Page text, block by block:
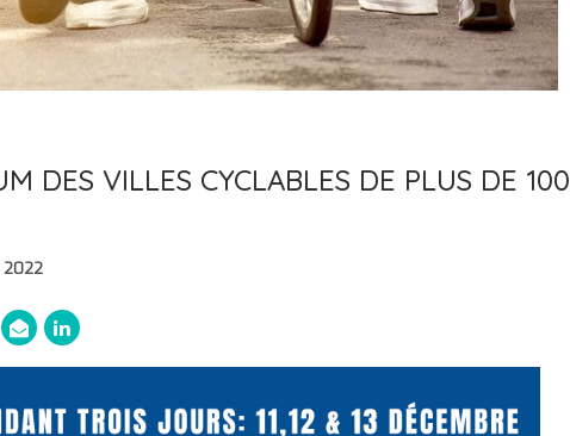
DES VILLES CYCLABLES DE PLUS DE 100
2022